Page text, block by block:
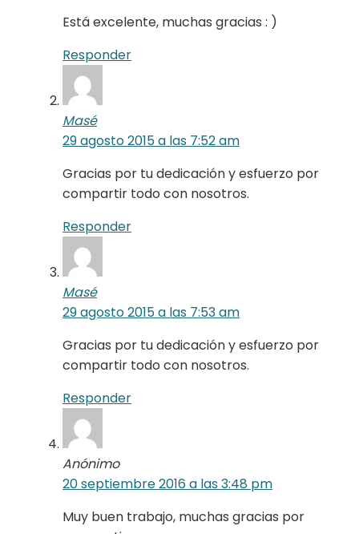
Está excelente, muchas gracias : )
Responder
Masé
29 agosto 2015 a las 7:52 am
Gracias por tu dedicación y esfuerzo por
compartir todo con nosotros.
Responder
Masé
29 agosto 2015 a las 7:53 am
Gracias por tu dedicación y esfuerzo por
compartir todo con nosotros.
Responder
Anónimo
20 septiembre 2016 a las 3:48 pm
Muy buen trabajo, muchas gracias por